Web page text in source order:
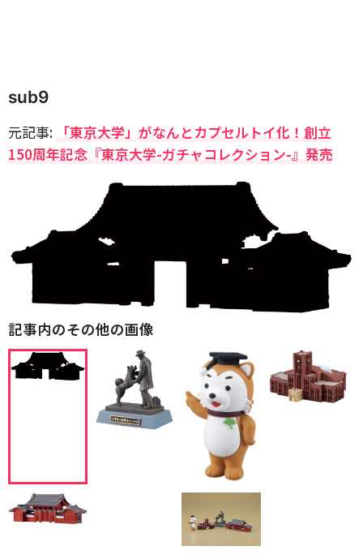
sub9
元記事: 「東京大学」がなんとカプセルトイ化！創立
150周年記念『東京大学-ガチャコレクション-』発売
記事内のその他の画像